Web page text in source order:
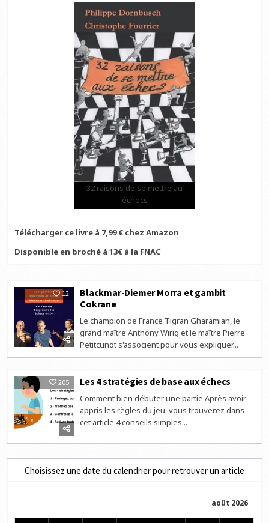
32 raisons de se mettre au
échecs
Télécharger ce livre à 7,99 € chez Amazon
Disponible en broché à 13€ à la FNAC
12
Blackmar-Diemer Morra et gambit
Cokrane
Le champion de France Tigran Gharamian, le
grand maître Anthony Wirig et le maître Pierre
Petitcunot s'associent pour vous expliquer...
205 Les 4 stratégies de base aux échecs
Comment bien débuter une partie Après avoir
appris les règles du jeu, vous trouverez dans
cet article 4 conseils simples...
Choisissez une date du calendrier pour retrouver un article
août 2026